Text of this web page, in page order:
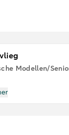
Modellen/